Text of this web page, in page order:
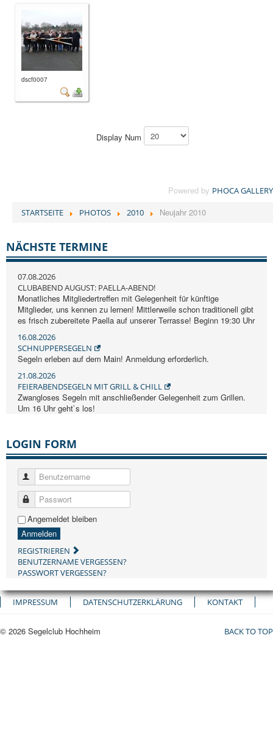
dscf0007
Display Num
Powered by PHOCA GALLERY
STARTSEITE
PHOTOS 2010 Neujahr 2010
NÄCHSTE TERMINE
07.08.2026
CLUBABEND AUGUST: PAELLA-ABEND!
Monatliches Mitgliedertreffen mit Gelegenheit für künftige
Mitglieder, uns kennen zu lernen! Mittlerweile schon traditionell gibt
es frisch zubereitete Paella auf unserer Terrasse! Beginn 19:30 Uhr
16.08.2026
SCHNUPPERSEGELN
Segeln erleben auf dem Main! Anmeldung erforderlich.
21.08.2026
FEIERABENDSEGELN MIT GRILL & CHILL
Zwangloses Segeln mit anschließender Gelegenheit zum Grillen.
Um 16 Uhr geht`s los!
LOGIN FORM
Benutzername
Passwort
Angemeldet bleiben
Anmelden
REGISTRIEREN
BENUTZERNAME VERGESSEN?
PASSWORT VERGESSEN?
IMPRESSUM DATENSCHUTZERKLÄRUNG KONTAKT
BACK TO TOP
© 2026 Segelclub Hochheim